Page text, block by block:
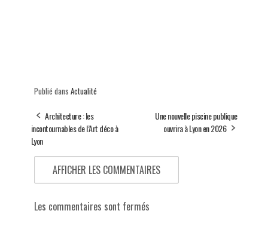
Publié dans Actualité
Architecture : les
incontournables de l’Art déco à
Lyon
Une nouvelle piscine publique
ouvrira à Lyon en 2026
AFFICHER LES COMMENTAIRES
Les commentaires sont fermés